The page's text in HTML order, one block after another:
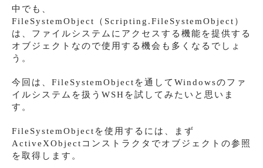
中でも、
FileSystemObject（Scripting.FileSystemObject）
は、ファイルシステムにアクセスする機能を提供する
オブジェクトなので使用する機会も多くなるでしょ
う。
今回は、FileSystemObjectを通してWindowsのファ
イルシステムを扱うWSHを試してみたいと思いま
す。
FileSystemObjectを使用するには、まず
ActiveXObjectコンストラクタでオブジェクトの参照
を取得します。